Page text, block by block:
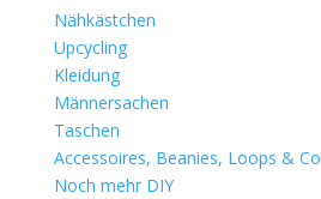
Nähkästchen
Upcycling
Kleidung
Männersachen
Taschen
Accessoires, Beanies, Loops & Co
Noch mehr DIY